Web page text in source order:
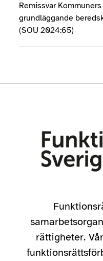
Remissvar
grundläggande
(SOU 2024:65)
rättigheter.